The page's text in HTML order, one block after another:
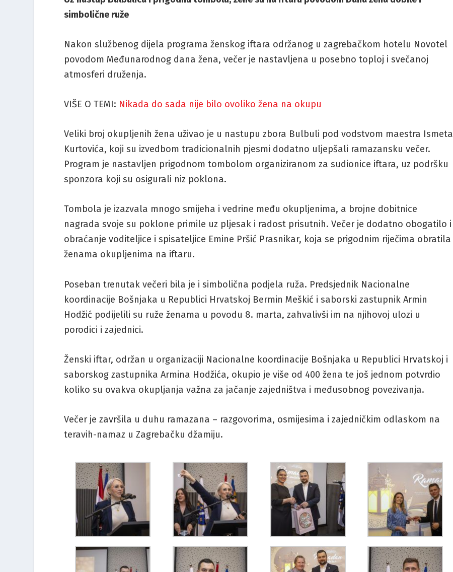
simbolične ruže
Nakon službenog dijela programa ženskog iftara održanog u zagrebačkom hotelu Novotel
povodom Međunarodnog dana žena, večer je nastavljena u posebno toploj i svečanoj
atmosferi druženja.
VIŠE O TEMI: Nikada do sada nije bilo ovoliko žena na okupu
Veliki broj okupljenih žena uživao je u nastupu zbora Bulbuli pod vodstvom maestra Ismeta
Kurtovića, koji su izvedbom tradicionalnih pjesmi dodatno uljepšali ramazansku večer.
Program je nastavljen prigodnom tombolom organiziranom za sudionice iftara, uz podršku
sponzora koji su osigurali niz poklona.
Tombola je izazvala mnogo smijeha i vedrine među okupljenima, a brojne dobitnice
nagrada svoje su poklone primile uz pljesak i radost prisutnih. Večer je dodatno obogatilo i
obraćanje voditeljice i spisateljice Emine Pršić Prasnikar, koja se prigodnim riječima obratila
ženama okupljenima na iftaru.
Poseban trenutak večeri bila je i simbolična podjela ruža. Predsjednik Nacionalne
koordinacije Bošnjaka u Republici Hrvatskoj Bermin Meškić i saborski zastupnik Armin
Hodžić podijelili su ruže ženama u povodu 8. marta, zahvalivši im na njihovoj ulozi u
porodici i zajednici.
Ženski iftar, održan u organizaciji Nacionalne koordinacije Bošnjaka u Republici Hrvatskoj i
saborskog zastupnika Armina Hodžića, okupio je više od 400 žena te još jednom potvrdio
koliko su ovakva okupljanja važna za jačanje zajedništva i međusobnog povezivanja.
Večer je završila u duhu ramazana – razgovorima, osmijesima i zajedničkim odlaskom na
teravih-namaz u Zagrebačku džamiju.